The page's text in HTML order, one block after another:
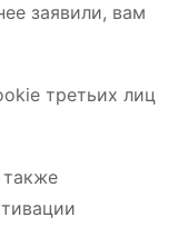
заявили, вам
третьих лиц